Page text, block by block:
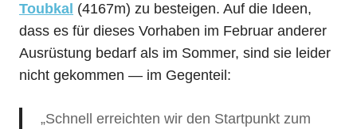
Toubkal (4167m) zu besteigen. Auf die Ideen,
dass es für dieses Vorhaben im Februar anderer
Ausrüstung bedarf als im Sommer, sind sie leider
nicht gekommen — im Gegenteil:
„Schnell erreichten wir den Startpunkt zum